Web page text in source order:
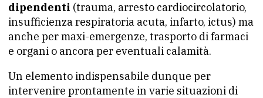
dipendenti (trauma, arresto cardiocircolatorio,
insufficienza respiratoria acuta, infarto, ictus) ma
anche per maxi-emergenze, trasporto di farmaci
e organi o ancora per eventuali calamità.
Un elemento indispensabile dunque per
intervenire prontamente in varie situazioni di